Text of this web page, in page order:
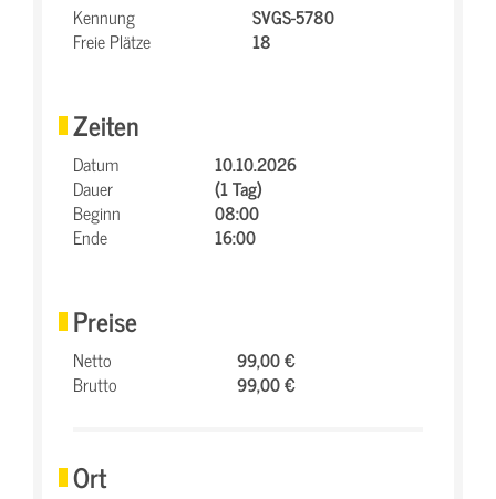
Kennung
SVGS-5780
Freie Plätze
18
Zeiten
Datum
10.10.2026
Dauer
(1 Tag)
Beginn
08:00
Ende
16:00
Preise
Netto
99,00 €
Brutto
99,00 €
Ort